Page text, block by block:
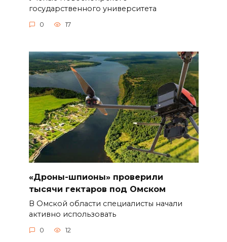
государственного университета
0 17
«Дроны-шпионы» проверили
тысячи гектаров под Омском
В Омской области специалисты начали
активно использовать
0 12